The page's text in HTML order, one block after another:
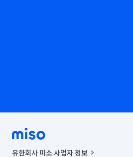
유한회사 미소 사업자 정보